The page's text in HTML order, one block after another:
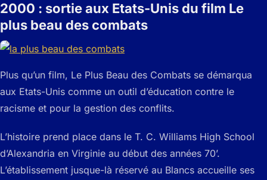
2000 : sortie aux Etats-Unis du film Le
plus beau des combats
Plus qu’un film, Le Plus Beau des Combats se démarqua
aux Etats-Unis comme un outil d’éducation contre le
racisme et pour la gestion des conflits.
L’histoire prend place dans le T. C. Williams High School
d’Alexandria en Virginie au début des années 70’.
L’établissement jusque-là réservé au Blancs accueille ses